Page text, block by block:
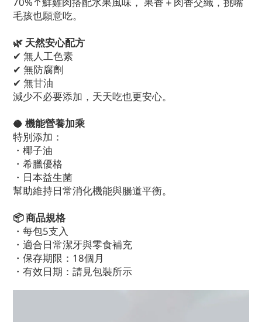
毛孩也願意吃。
🌿 天然安心配方
✔ 無人工色素
✔ 無防腐劑
✔ 無甘油
減少不必要添加，天天吃也更安心。
🥥 機能營養加乘
特別添加：
・椰子油
・希臘優格
・日本益生菌
幫助維持日常消化機能與腸道平衡。
📦 商品規格
・每包5支入
・適合日常潔牙與零食補充
・保存期限：18個月
・有效日期：請見包裝所示